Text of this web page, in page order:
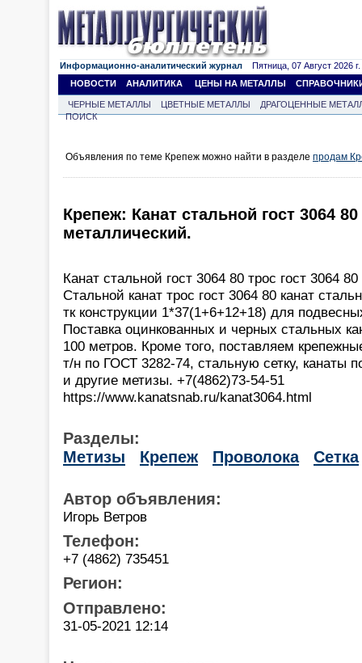
Информационно-аналитический журнал Пятница, 07 Август 2026 г.
НОВОСТИ
АНАЛИТИКА ЦЕНЫ НА МЕТАЛЛЫ
ЧЕРНЫЕ МЕТАЛЛЫ ЦВЕТНЫЕ МЕТАЛЛЫ
ДРАГОЦЕННЫЕ
ПОИСК
Объявления по теме Крепеж можно найти в разделе продам
Крепеж: Канат стальной гост 3064 80
металлический.
Канат стальной гост 3064 80 трос гост 3064
Стальной канат трос гост 3064 80 канат
тк конструкции 1*37(1+6+12+18) для
Поставка оцинкованных и черных стальных
100 метров. Кроме того, поставляем
т/н по ГОСТ 3282-74, стальную сетку, канаты
и другие метизы. +7(4862)73-54-51
https://www.kanatsnab.ru/kanat3064.html
Разделы:
Метизы
Крепеж Проволока Сетка
Автор объявления:
Игорь Ветров
Телефон:
+7 (4862) 735451
Регион:
Отправлено:
31-05-2021 12:14